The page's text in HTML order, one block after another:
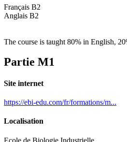
Français B2
Anglais B2
The course is taught 80% in English,
Partie M1
Site internet
https://ebi-edu.com/fr/formations/m...
Localisation
Ecole de Biologie Industrielle